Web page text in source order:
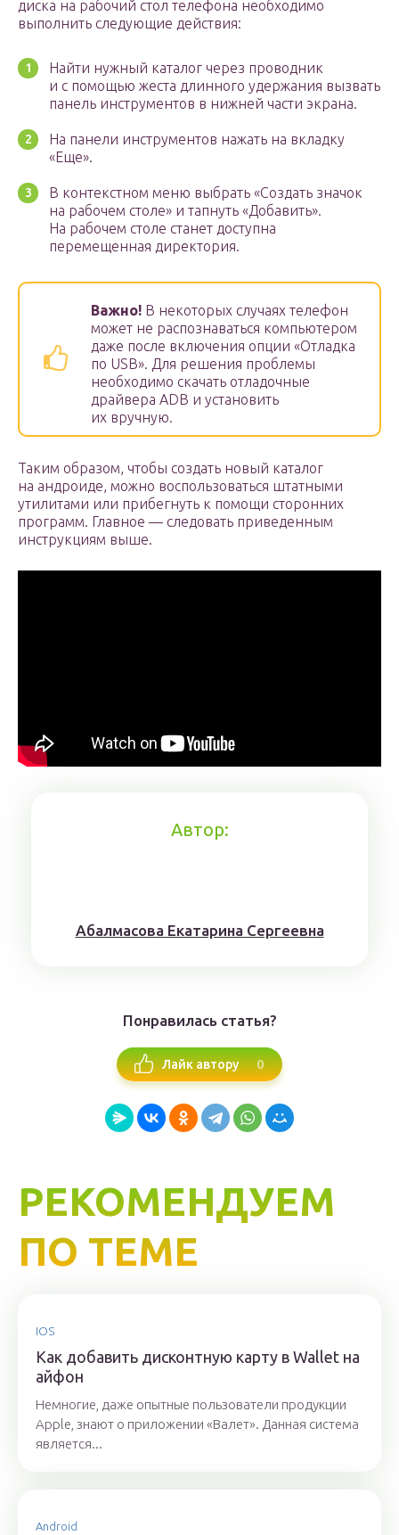
диска на рабочий стол телефона необходимо
выполнить следующие действия:
Найти нужный каталог через проводник
и с помощью жеста длинного удержания вызвать
панель инструментов в нижней части экрана.
На панели инструментов нажать на вкладку
«Еще».
В контекстном меню выбрать «Создать значок
на рабочем столе» и тапнуть «Добавить».
На рабочем столе станет доступна
перемещенная директория.
Важно! В некоторых случаях телефон
может не распознаваться компьютером
даже после включения опции «Отладка
по USB». Для решения проблемы
необходимо скачать отладочные
драйвера ADB и установить
их вручную.
Таким образом, чтобы создать новый каталог
на андроиде, можно воспользоваться штатными
утилитами или прибегнуть к помощи сторонних
программ. Главное — следовать приведенным
инструкциям выше.
Автор:
Aбaлмaсoвa Eкaтaринa Ceргeeвнa
Понравилась статья?
Лайк автору 0
РЕКОМЕНДУЕМ
ПО ТЕМЕ
IOS
Как добавить дисконтную карту в Wallet на
айфон
Немногие, даже опытные пользователи продукции
Apple, знают о приложении «Валет». Данная система
является...
Android